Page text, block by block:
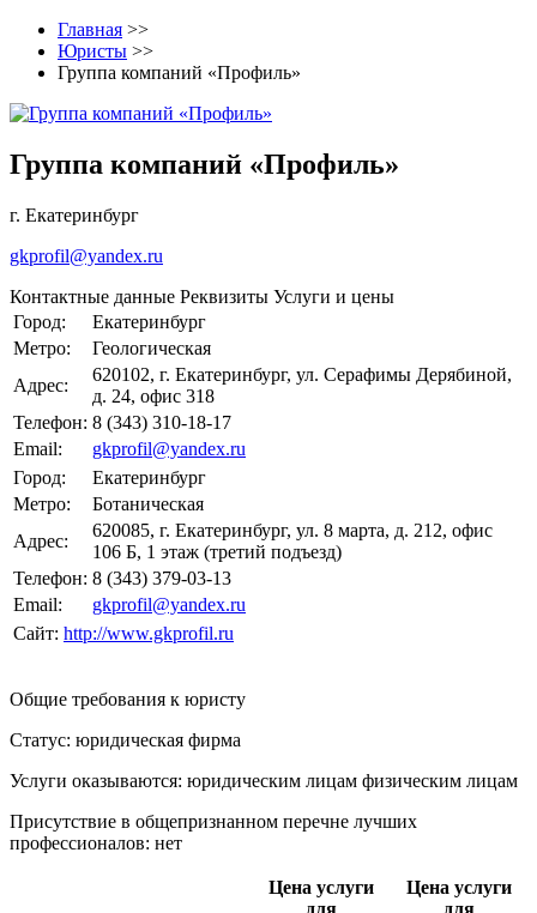
Главная >>
Юристы >>
Группа компаний «Профиль»
Группа компаний «Профиль»
г. Екатеринбург
gkprofil@yandex.ru
Контактные данные Реквизиты Услуги и цены
Город:
Екатеринбург
Метро:
Геологическая
Адрес:
620102, г. Екатеринбург, ул. Серафимы Дерябиной,
д. 24, офис 318
Телефон: 8 (343) 310-18-17
Email:
gkprofil@yandex.ru
Город:
Екатеринбург
Метро:
Ботаническая
Адрес:
620085, г. Екатеринбург, ул. 8 марта, д. 212, офис
106 Б, 1 этаж (третий подъезд)
Телефон: 8 (343) 379-03-13
Email:
gkprofil@yandex.ru
Сайт: http://www.gkprofil.ru
Общие требования к юристу
Статус: юридическая фирма
Услуги оказываются: юридическим лицам физическим лицам
Присутствие в общепризнанном перечне лучших
профессионалов: нет
Цена услуги
для
Цена услуги
для